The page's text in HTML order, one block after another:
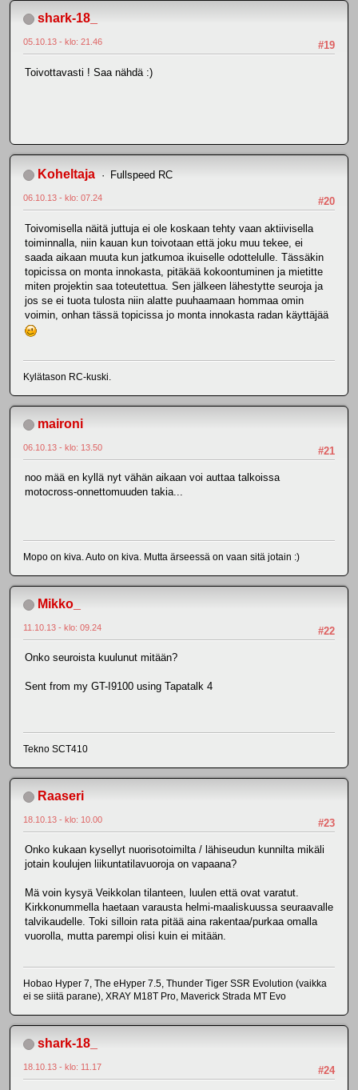
shark-18_
#19
05.10.13 - klo: 21.46
Toivottavasti ! Saa nähdä :)
Koheltaja Fullspeed RC
#20
06.10.13 - klo: 07.24
Toivomisella näitä juttuja ei ole koskaan tehty vaan aktiivisella
toiminnalla, niin kauan kun toivotaan että joku muu tekee, ei
saada aikaan muuta kun jatkumoa ikuiselle odottelulle. Tässäkin
topicissa on monta innokasta, pitäkää kokoontuminen ja mietitte
miten projektin saa toteutettua. Sen jälkeen lähestytte seuroja ja
jos se ei tuota tulosta niin alatte puuhaamaan hommaa omin
voimin, onhan tässä topicissa jo monta innokasta radan käyttäjää
Kylätason RC-kuski.
maironi
#21
06.10.13 - klo: 13.50
noo mää en kyllä nyt vähän aikaan voi auttaa talkoissa
motocross-onnettomuuden takia...
Mopo on kiva. Auto on kiva. Mutta ärseessä on vaan sitä jotain :)
Mikko_
#22
11.10.13 - klo: 09.24
Onko seuroista kuulunut mitään?
Sent from my GT-I9100 using Tapatalk 4
Tekno SCT410
Raaseri
#23
18.10.13 - klo: 10.00
Onko kukaan kysellyt nuorisotoimilta / lähiseudun kunnilta mikäli
jotain koulujen liikuntatilavuoroja on vapaana?
Mä voin kysyä Veikkolan tilanteen, luulen että ovat varatut.
Kirkkonummella haetaan varausta helmi-maaliskuussa seuraavalle
talvikaudelle. Toki silloin rata pitää aina rakentaa/purkaa omalla
vuorolla, mutta parempi olisi kuin ei mitään.
Hobao Hyper 7, The eHyper 7.5, Thunder Tiger SSR Evolution (vaikka
ei se siitä parane), XRAY M18T Pro, Maverick Strada MT Evo
shark-18_
#24
18.10.13 - klo: 11.17